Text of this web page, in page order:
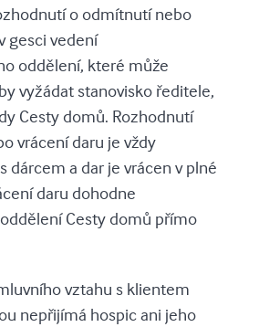
o odmítnutí nebo
gesci vedení
oddělení, které může
vyžádat stanovisko ředitele,
Cesty domů. Rozhodnutí
vrácení daru je vždy
dárcem a dar je vrácen v plné
daru dohodne
Cesty domů přímo
vztahu s klientem
nepřijímá hospic ani jeho